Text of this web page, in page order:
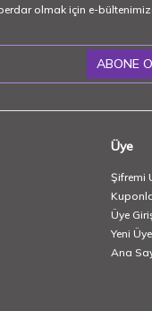
olmak için e-
ABONE
Üye
Şifremi
Üye
Yeni
Ana